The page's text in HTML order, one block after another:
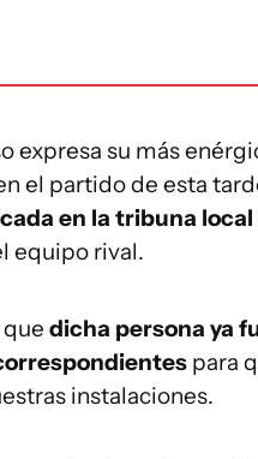
expresa su más
el partido de esta
en la tribuna
equipo rival.
dicha persona ya
para
instalaciones.